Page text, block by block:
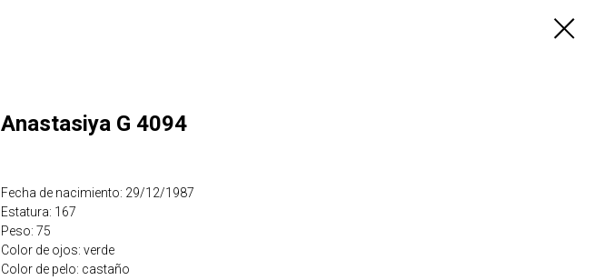
Anastasiya G 4094
Fecha de nacimiento: 29/12/1987
Estatura: 167
Peso: 75
Color de ojos: verde
Color de pelo: castaño